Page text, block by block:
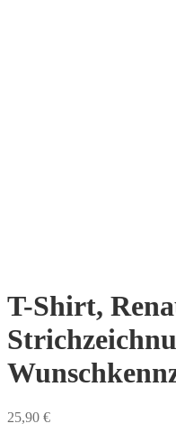
T-Shirt,
25,90 €